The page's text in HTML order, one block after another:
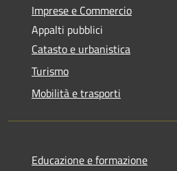
Imprese e Commercio
Appalti pubblici
Catasto e urbanistica
Turismo
Mobilità e trasporti
Educazione e formazione